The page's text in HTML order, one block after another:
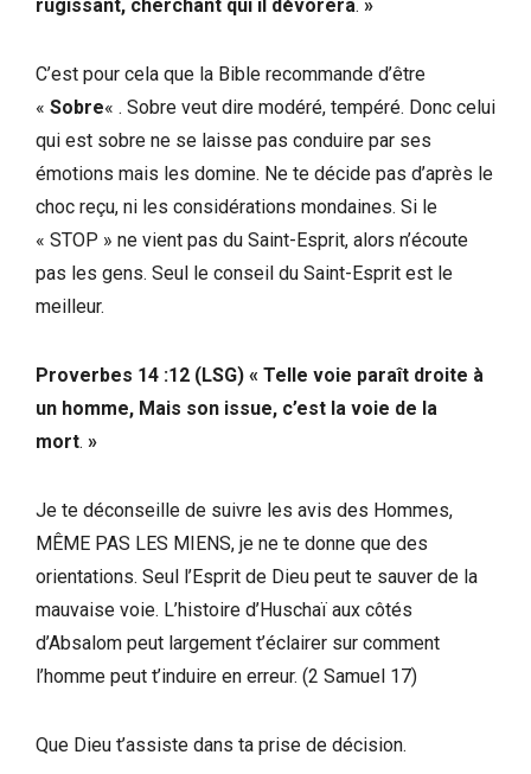
rugissant, cherchant qui il dévorera. »
C’est pour cela que la Bible recommande d’être
« Sobre« . Sobre veut dire modéré, tempéré. Donc celui
qui est sobre ne se laisse pas conduire par ses
émotions mais les domine. Ne te décide pas d’après le
choc reçu, ni les considérations mondaines. Si le
« STOP » ne vient pas du Saint-Esprit, alors n’écoute
pas les gens. Seul le conseil du Saint-Esprit est le
meilleur.
Proverbes 14 :12 (LSG) « Telle voie paraît droite à
un homme, Mais son issue, c’est la voie de la
mort. »
Je te déconseille de suivre les avis des Hommes,
MÊME PAS LES MIENS, je ne te donne que des
orientations. Seul l’Esprit de Dieu peut te sauver de la
mauvaise voie. L’histoire d’Huschaï aux côtés
d’Absalom peut largement t’éclairer sur comment
l’homme peut t’induire en erreur. (2 Samuel 17)
Que Dieu t’assiste dans ta prise de décision.